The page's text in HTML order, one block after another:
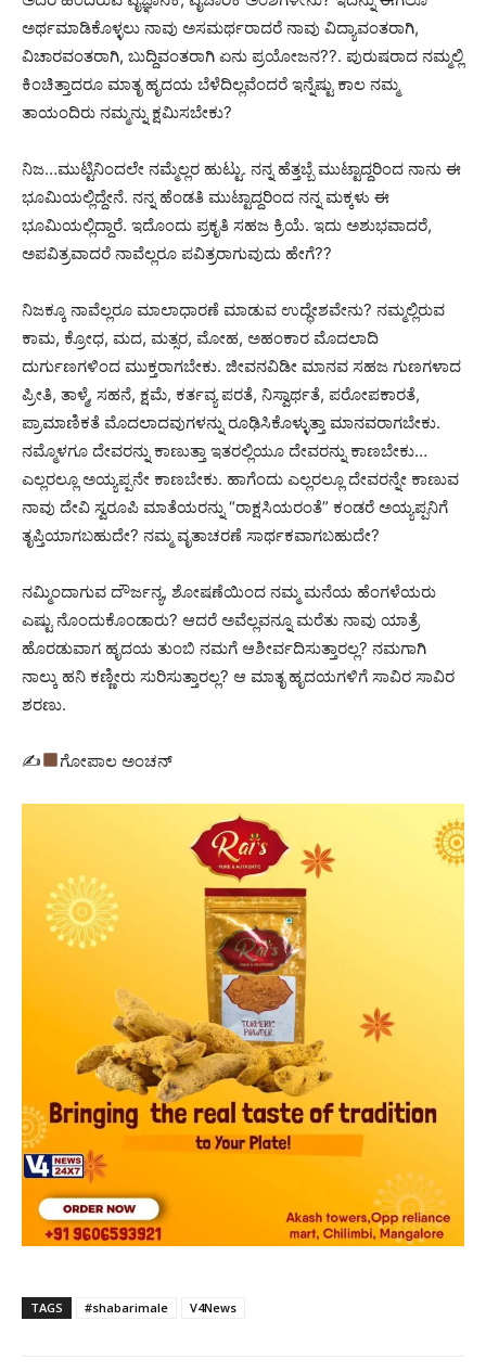
ಅರ್ಥಮಾಡಿಕೊಳ್ಳಲು ನಾವು ಅಸಮರ್ಥರಾದರೆ ನಾವು ವಿದ್ಯಾವಂತರಾಗಿ,
ವಿಚಾರವಂತರಾಗಿ, ಬುದ್ದಿವಂತರಾಗಿ ಏನು ಪ್ರಯೋಜನ??. ಪುರುಷರಾದ ನಮ್ಮಲ್ಲಿ
ಕಿಂಚಿತ್ತಾದರೂ ಮಾತೃ ಹೃದಯ ಬೆಳೆದಿಲ್ಲವೆಂದರೆ ಇನ್ನೆಷ್ಟು ಕಾಲ ನಮ್ಮ
ತಾಯಂದಿರು ನಮ್ಮನ್ನು ಕ್ಷಮಿಸಬೇಕು?
ನಿಜ…ಮುಟ್ಟಿನಿಂದಲೇ ನಮ್ಮೆಲ್ಲರ ಹುಟ್ಟು. ನನ್ನ ಹೆತ್ತಬ್ಬೆ ಮುಟ್ಟಾದ್ದರಿಂದ ನಾನು ಈ
ಭೂಮಿಯಲ್ಲಿದ್ದೇನೆ. ನನ್ನ ಹೆಂಡತಿ ಮುಟ್ಟಾದ್ದರಿಂದ ನನ್ನ ಮಕ್ಕಳು ಈ
ಭೂಮಿಯಲ್ಲಿದ್ದಾರೆ. ಇದೊಂದು ಪ್ರಕೃತಿ ಸಹಜ ಕ್ರಿಯೆ. ಇದು ಅಶುಭವಾದರೆ,
ಅಪವಿತ್ರವಾದರೆ ನಾವೆಲ್ಲರೂ ಪವಿತ್ರರಾಗುವುದು ಹೇಗೆ??
ನಿಜಕ್ಕೂ ನಾವೆಲ್ಲರೂ ಮಾಲಾಧಾರಣೆ ಮಾಡುವ ಉದ್ಧೇಶವೇನು? ನಮ್ಮಲ್ಲಿರುವ
ಕಾಮ, ಕ್ರೋಧ, ಮದ, ಮತ್ಸರ, ಮೋಹ, ಅಹಂಕಾರ ಮೊದಲಾದಿ
ದುರ್ಗುಣಗಳಿಂದ ಮುಕ್ತರಾಗಬೇಕು. ಜೀವನವಿಡೀ ಮಾನವ ಸಹಜ ಗುಣಗಳಾದ
ಪ್ರೀತಿ, ತಾಳ್ಮೆ, ಸಹನೆ, ಕ್ಷಮೆ, ಕರ್ತವ್ಯ ಪರತೆ, ನಿಸ್ವಾರ್ಥತೆ, ಪರೋಪಕಾರತೆ,
ಪ್ರಾಮಾಣಿಕತೆ ಮೊದಲಾದವುಗಳನ್ನು ರೂಢಿಸಿಕೊಳ್ಳುತ್ತಾ ಮಾನವರಾಗಬೇಕು.
ನಮ್ಮೊಳಗೂ ದೇವರನ್ನು ಕಾಣುತ್ತಾ ಇತರಲ್ಲಿಯೂ ದೇವರನ್ನು ಕಾಣಬೇಕು…
ಎಲ್ಲರಲ್ಲೂ ಅಯ್ಯಪ್ಪನೇ ಕಾಣಬೇಕು. ಹಾಗೆಂದು ಎಲ್ಲರಲ್ಲೂ ದೇವರನ್ನೇ ಕಾಣುವ
ನಾವು ದೇವಿ ಸ್ವರೂಪಿ ಮಾತೆಯರನ್ನು “ರಾಕ್ಷಸಿಯರಂತೆ” ಕಂಡರೆ ಅಯ್ಯಪ್ಪನಿಗೆ
ತೃಪ್ತಿಯಾಗಬಹುದೇ? ನಮ್ಮ ವೃತಾಚರಣೆ ಸಾರ್ಥಕವಾಗಬಹುದೇ?
ನಮ್ಮಿಂದಾಗುವ ದೌರ್ಜನ್ಯ, ಶೋಷಣೆಯಿಂದ ನಮ್ಮ ಮನೆಯ ಹೆಂಗಳೆಯರು
ಎಷ್ಟು ನೊಂದುಕೊಂಡಾರು? ಆದರೆ ಅವೆಲ್ಲವನ್ನೂ ಮರೆತು ನಾವು ಯಾತ್ರೆ
ಹೊರಡುವಾಗ ಹೃದಯ ತುಂಬಿ ನಮಗೆ ಆಶೀರ್ವದಿಸುತ್ತಾರಲ್ಲ? ನಮಗಾಗಿ
ನಾಲ್ಕು ಹನಿ ಕಣ್ಣೀರು ಸುರಿಸುತ್ತಾರಲ್ಲ? ಆ ಮಾತೃ ಹೃದಯಗಳಿಗೆ ಸಾವಿರ ಸಾವಿರ
ಶರಣು.
✍ ಗೋಪಾಲ ಅಂಚನ್
TAGS #shabarimale V4News